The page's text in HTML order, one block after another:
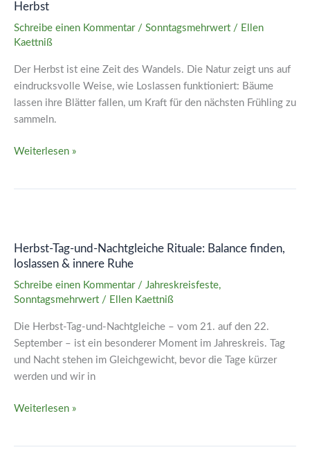
Herbst
Schreibe einen Kommentar / Sonntagsmehrwert / Ellen
Kaettniß
Der Herbst ist eine Zeit des Wandels. Die Natur zeigt uns auf
eindrucksvolle Weise, wie Loslassen funktioniert: Bäume
lassen ihre Blätter fallen, um Kraft für den nächsten Frühling zu
sammeln.
schaffen
–
Der
in
den
Herbst
Weiterlesen »
Herbst-Tag-und-Nachtgleiche Rituale: Balance finden,
loslassen & innere Ruhe
Schreibe einen Kommentar / Jahreskreisfeste,
Sonntagsmehrwert / Ellen Kaettniß
Die Herbst-Tag-und-Nachtgleiche – vom 21. auf den 22.
September – ist ein besonderer Moment im Jahreskreis. Tag
und Nacht stehen im Gleichgewicht, bevor die Tage kürzer
werden und wir in
und-
Nachtgleiche
Rituale:
Balance
loslassen
&
innere
Ruhe
Weiterlesen »